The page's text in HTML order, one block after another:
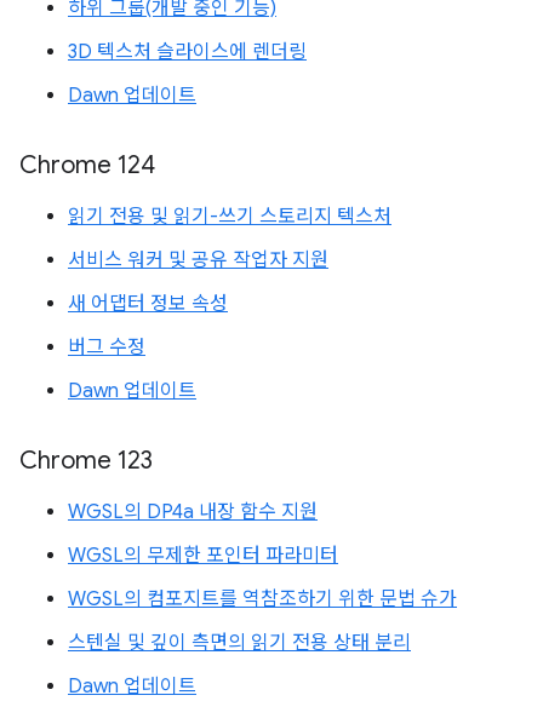
하위 그룹(개발 중인 기능)
3D 텍스처 슬라이스에 렌더링
Dawn 업데이트
Chrome 124
읽기 전용 및 읽기-쓰기 스토리지 텍스처
서비스 워커 및 공유 작업자 지원
새 어댑터 정보 속성
버그 수정
Dawn 업데이트
Chrome 123
WGSL의 DP4a 내장 함수 지원
WGSL의 무제한 포인터 파라미터
WGSL의 컴포지트를 역참조하기 위한 문법 슈가
스텐실 및 깊이 측면의 읽기 전용 상태 분리
Dawn 업데이트